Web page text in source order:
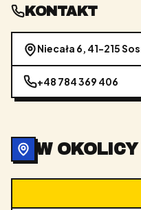
KONTAKT
Niecała 6, 41-215
+48 784 369 406
W OKOLICY